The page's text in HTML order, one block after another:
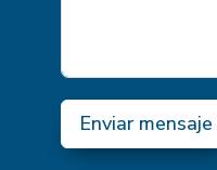
Enviar mensaje